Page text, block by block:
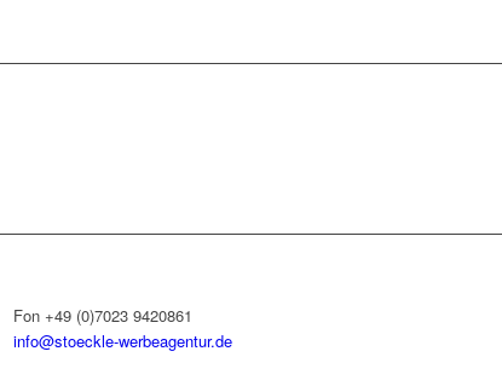
Fon +49 (0)7023 9420861
info@stoeckle-werbeagentur.de